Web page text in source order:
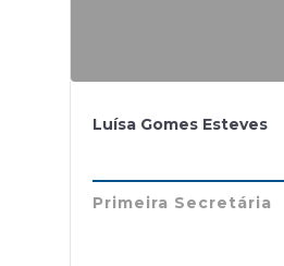
Luísa Gomes Esteves
Primeira Secretária